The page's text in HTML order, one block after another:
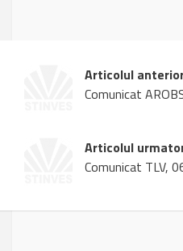
Articolul
Comunicat
Articolul
Comunicat TLV,